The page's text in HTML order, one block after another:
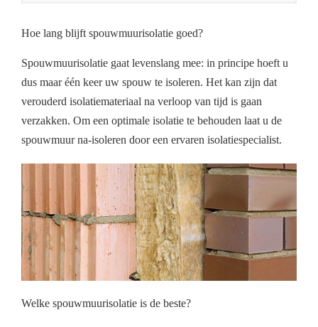
Hoe lang blijft spouwmuurisolatie goed?
Spouwmuurisolatie gaat levenslang mee: in principe hoeft u
dus maar één keer uw spouw te isoleren. Het kan zijn dat
verouderd isolatiemateriaal na verloop van tijd is gaan
verzakken. Om een optimale isolatie te behouden laat u de
spouwmuur na-isoleren door een ervaren isolatiespecialist.
Welke spouwmuurisolatie is de beste?